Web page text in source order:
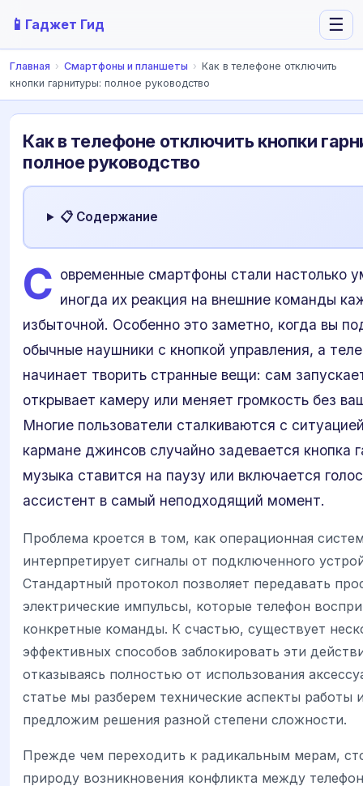
📱 Гаджет Гид ☰
Главная › Смартфоны и планшеты › Как в телефоне отключить
кнопки гарнитуры: полное руководство
Как в телефоне отключить кнопки
полное руководство
📋 Содержание
С овременные смартфоны стали настолько
иногда их реакция на внешние команды
избыточной. Особенно это заметно, когда вы
обычные наушники с кнопкой управления, а
начинает творить странные вещи: сам
открывает камеру или меняет громкость без
Многие пользователи сталкиваются с
кармане джинсов случайно задевается кнопка
музыка ставится на паузу или включается
ассистент в самый неподходящий момент.
Проблема кроется в том, как операционная
интерпретирует сигналы от подключенного
Стандартный протокол позволяет передавать
электрические импульсы, которые телефон
конкретные команды. К счастью, существует
эффективных способов заблокировать эти
отказываясь полностью от использования
статье мы разберем технические аспекты работы
предложим решения разной степени сложности.
Прежде чем переходить к радикальным мерам,
природу возникновения конфликта между